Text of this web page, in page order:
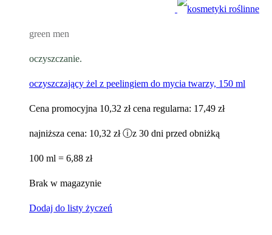
green men
oczyszczanie.
oczyszczający żel z peelingiem do mycia twarzy, 150 ml
Cena promocyjna 10,32 zł cena regularna: 17,49 zł
najniższa cena: 10,32 zł ⓘz 30 dni przed obniżką
100 ml = 6,88 zł
Brak w magazynie
Dodaj do listy życzeń